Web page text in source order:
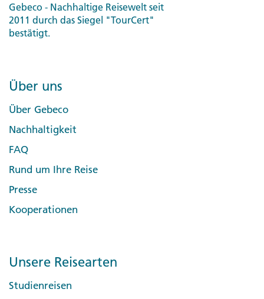
Gebeco - Nachhaltige Reisewelt seit
2011 durch das Siegel "TourCert"
bestätigt.
Über uns
Über Gebeco
Nachhaltigkeit
FAQ
Rund um Ihre Reise
Presse
Kooperationen
Unsere Reisearten
Studienreisen